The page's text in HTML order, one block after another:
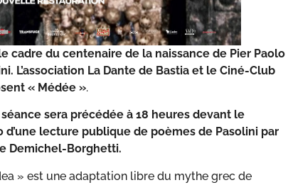
cadre du centenaire de la naissance de Pier Paolo
L’association La Dante de Bastia et le Ciné-Club
« Médée ».
sera précédée à 18 heures devant le
d’une lecture publique de poèmes de Pasolini par
Demichel-Borghetti.
» est une adaptation libre du mythe grec de